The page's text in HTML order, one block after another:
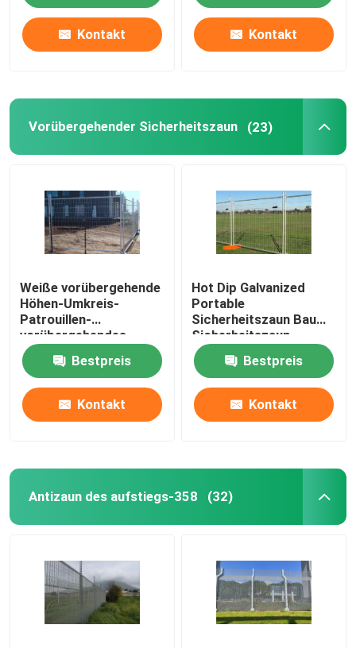
Kontakt Kontakt
Vorübergehender Sicherheitszaun (23)
Weiße vorübergehende
Höhen-Umkreis-
Patrouillen-
vorübergehendes
Fechten des
Sicherheitszaun-1.8m
Bestpreis
Kontakt
Hot Dip Galvanized
Portable
Sicherheitszaun Bau
Sicherheitszaun
Bestpreis
Kontakt
Antizaun des aufstiegs-358 (32)